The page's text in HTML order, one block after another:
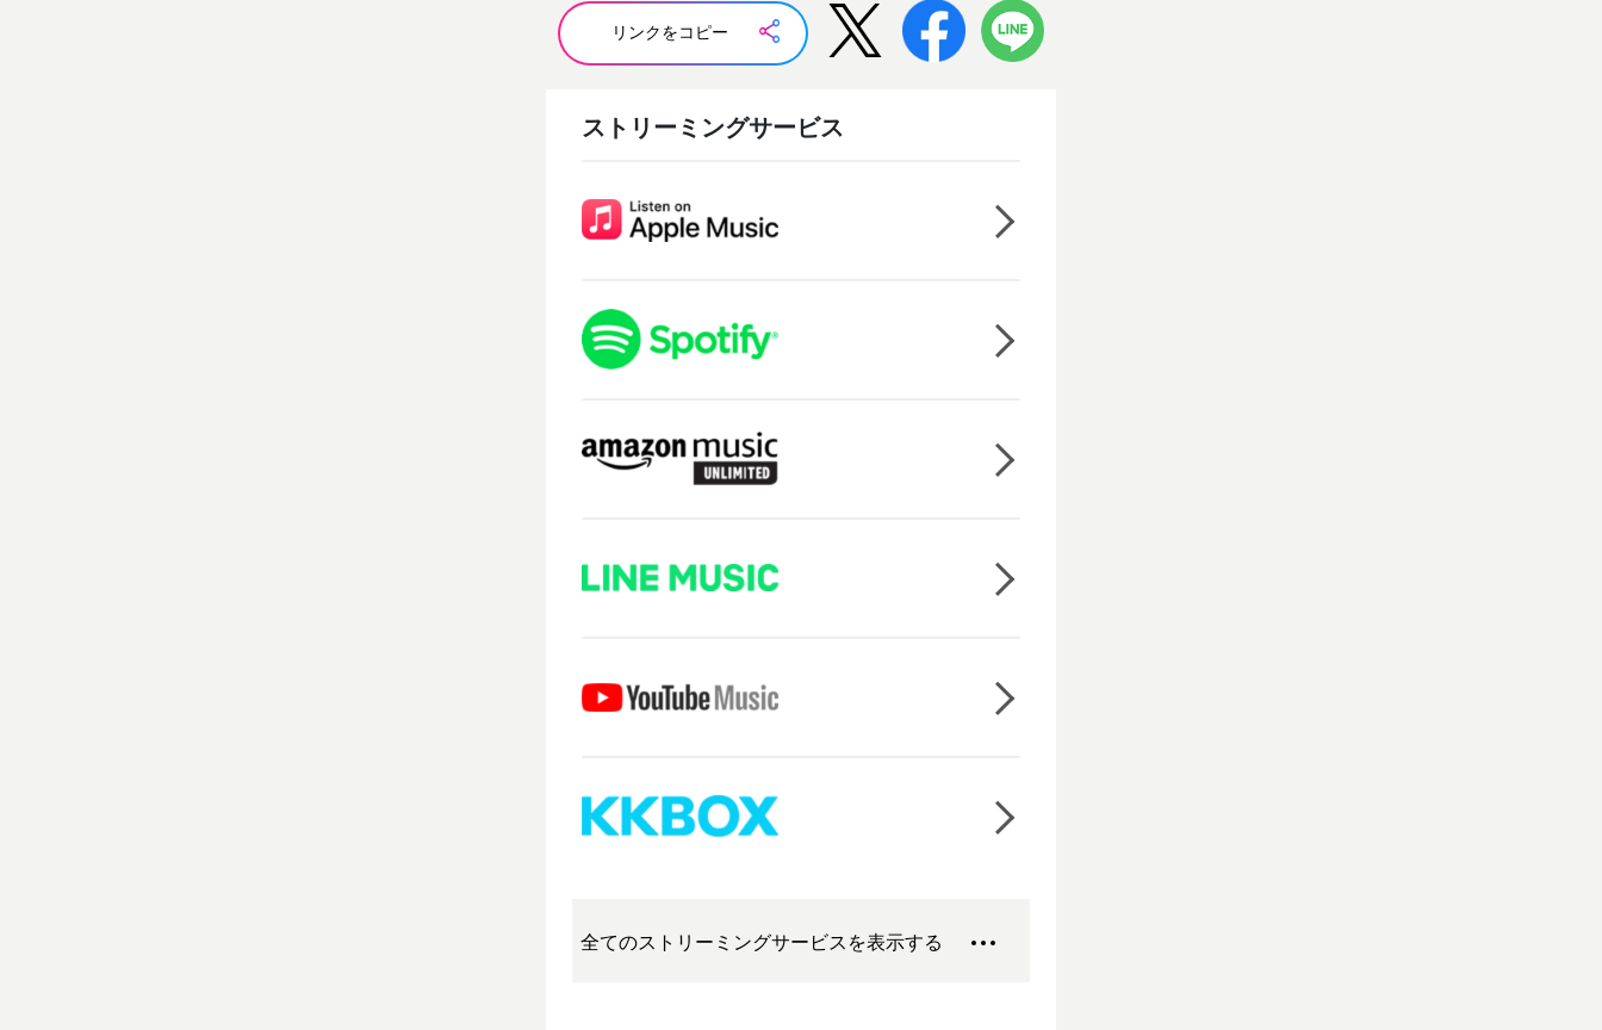
リンクをコピー
ストリーミングサービス
全てのストリーミングサービスを表示する